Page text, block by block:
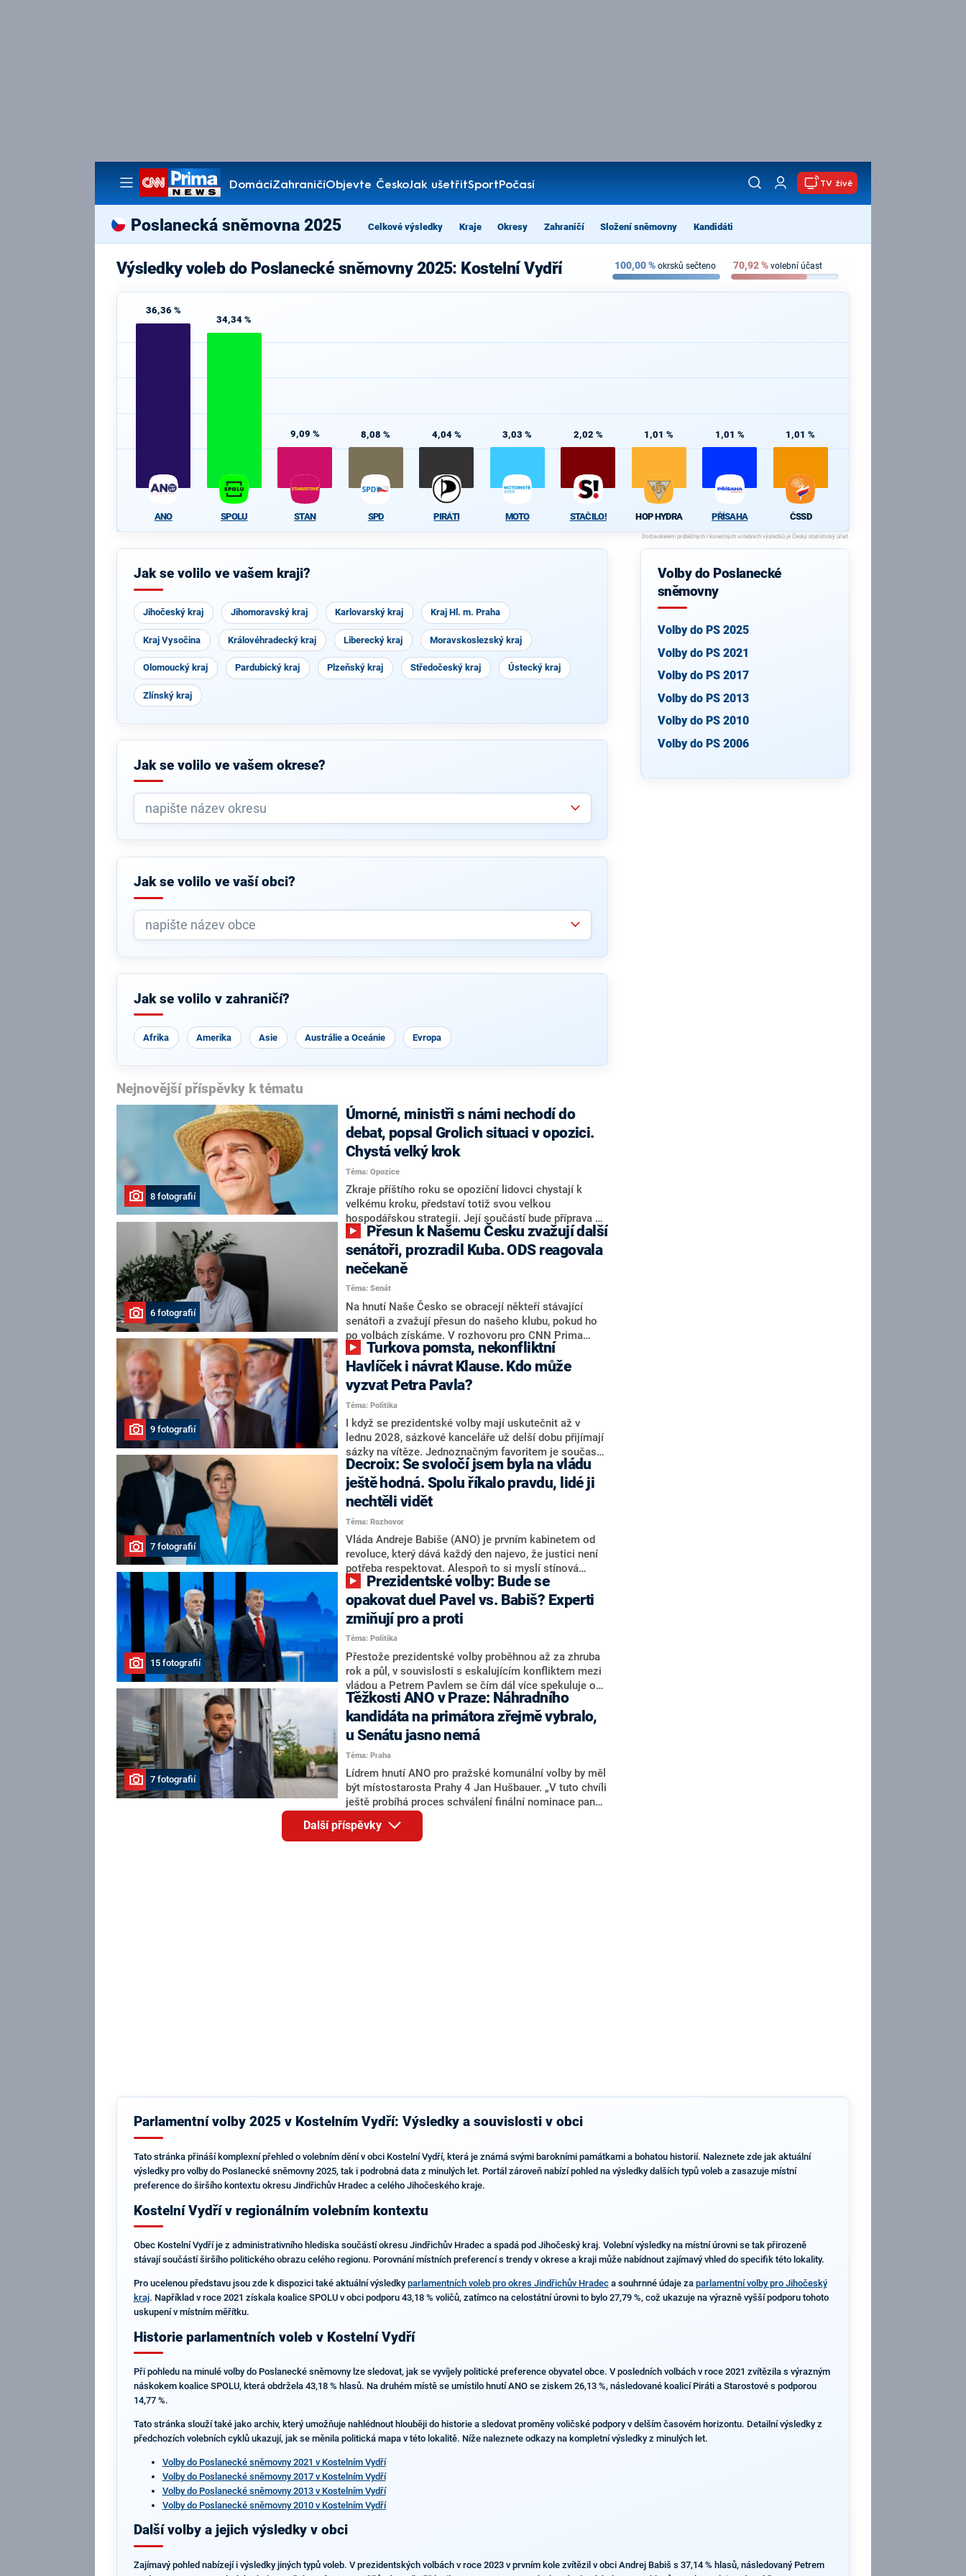
DomácíZahraničíObjevte ČeskoJak ušetřitSportPočasí
Pořady
TV živě
Poslanecká sněmovna 2025 Celkové výsledky Kraje Okresy Zahraničí Složení sněmovny Kandidáti
Výsledky voleb do Poslanecké sněmovny 2025: Kostelní Vydří 100,00% okrsků sečteno 70,92% volební účast
36,36 %
ANO
34,34 %
SPOLU
9,09 %
STAN
8,08 %
SPD
4,04 %
PIRÁTI
3,03 %
MOTO
2,02 %
STAČILO!
1,01 %
HOP HYDRA
1,01 %
PŘÍSAHA
1,01 %
ČSSD
Jak se volilo ve vašem kraji?
Jihočeský kraj Jihomoravský kraj Karlovarský kraj Kraj Hl. m. Praha
Kraj Vysočina Královéhradecký kraj Liberecký kraj Moravskoslezský kraj
Olomoucký kraj Pardubický kraj Plzeňský kraj Středočeský kraj Ústecký kraj
Zlínský kraj
Jak se volilo ve vašem okrese?
Jak se volilo ve vaší obci?
Jak se volilo v zahraničí?
Afrika Amerika Asie Austrálie a Oceánie Evropa
Nejnovější příspěvky k tématu
8 fotografií
Úmorné, ministři s námi nechodí do
debat, popsal Grolich situaci v opozici.
Chystá velký krok
Téma: Opozice
Zkraje příštího roku se opoziční lidovci chystají k
velkému kroku, představí totiž svou velkou
hospodářskou strategii. Její součástí bude příprava na
stárnutí populace, řekl ve středu na setkání s novináři
nový předseda lidovců Jan Grolich. Ten zároveň v
senátních volbách kandiduje ve Vyškově. Popsal i
aktivitu opozice, o níž vládní strany nebo političtí
komentátoři mluví jako o slabé a v defenzivě. „Je to
úmorná práce upozorňovat na chyby vlády. Ministři s
námi navíc nechodí do debat. Chceme ale ukazovat
svoje témata,“ odpověděl Grolich na dotaz CNN Prima
NEWS.
6 fotografií
senátoři, prozradil Kuba. ODS reagovala
nečekaně
Téma: Senát
Na hnutí Naše Česko se obracejí někteří stávající
senátoři a zvažují přesun do našeho klubu, pokud ho
po volbách získáme. V rozhovoru pro CNN Prima
NEWS to řekl zakladatel hnutí a jihočeský hejtman
Martin Kuba. Konkrétní nebyl, ale získat by takto mohl
například senátora Zdeňka Hrabu, který je dnes
součástí klubu ODS a TOP 09. Hraba to na dotaz
redakce nevyloučil. Předseda klubu senátorů ODS
Zdeněk Nytra redakci řekl, že počítá s odchodem
některých senátorů z klubu a že Naše Česko není
nepřítel, ale soupeř.
9 fotografií
Havlíček i návrat Klause. Kdo může
vyzvat Petra Pavla?
Téma: Politika
I když se prezidentské volby mají uskutečnit až v
lednu 2028, sázkové kanceláře už delší dobu přijímají
sázky na vítěze. Jednoznačným favoritem je současná
hlava státu Petr Pavel. Daleko za ním pak bookmakeři
zmiňují dva výrazné politiky ANO, tedy premiéra
Andreje Babiše a ministra průmyslu Karla Havlíčka.
Oblíbeným tipem samotných sázkařů je poslanec za
Motoristy Filip Turek. Politolog Jan Kubáček nicméně
o případné kandidatuře kohokoliv ze zmíněné trojice
značně pochybuje. Podle něj současná koalice dosud
nemá osobu, která by Pavlovi mohla konkurovat.
7 fotografií
Decroix: Se svoločí jsem byla na vládu
ještě hodná. Spolu říkalo pravdu, lidé ji
nechtěli vidět
Téma: Rozhovor
Vláda Andreje Babiše (ANO) je prvním kabinetem od
revoluce, který dává každý den najevo, že justici není
potřeba respektovat. Alespoň to si myslí stínová
ministryně spravedlnosti ODS Eva Decroix. V
rozhovoru pro CNN Prima NEWS si nebrala servítky
ohledně politického výkonu svého nástupce Jeronýma
Tejce (za ANO) či vládní zmocněnkyně pro lidská
práva Taťány Malé (ANO). Označením „svoloč“ na
adresu vlády prý byla ještě hodná. Decroix se také
vrátila k volební porážce koalice Spolu či promluvila o
hnutí Naše Česko Martina Kuby.
15 fotografií
opakovat duel Pavel vs. Babiš? Experti
zmiňují pro a proti
Téma: Politika
Přestože prezidentské volby proběhnou až za zhruba
rok a půl, v souvislosti s eskalujícím konfliktem mezi
vládou a Petrem Pavlem se čím dál více spekuluje o
tom, koho by do bitvy o Hrad mohla vyslat současná
koalice. Někteří političtí komentátoři znovu vytahují
jméno premiéra Andreje Babiše (ANO). Jak moc je
pravděpodobné, že se v prezidentských volbách 2028
bude znovu opakovat souboj z roku 2023?
7 fotografií
Těžkosti ANO v Praze: Náhradního
kandidáta na primátora zřejmě vybralo,
u Senátu jasno nemá
Téma: Praha
Lídrem hnutí ANO pro pražské komunální volby by měl
být místostarosta Prahy 4 Jan Hušbauer. „V tuto chvíli
ještě probíhá proces schválení finální nominace pana
Jana Hušbauera Výborem hnutí ANO,“ uvedl pro
redakci místopředseda pražského ANO Martin
Benkovič. O Hušbauerovi se spekulovalo jako o
Další příspěvky
Volby do Poslanecké
sněmovny
Volby do PS 2025
Volby do PS 2021
Volby do PS 2017
Volby do PS 2013
Volby do PS 2010
Volby do PS 2006
Parlamentní volby 2025 v Kostelním Vydří: Výsledky a souvislosti v obci
Tato stránka přináší komplexní přehled o volebním dění v obci Kostelní Vydří, která je známá svými barokními památkami a bohatou historií. Naleznete zde jak aktuální
výsledky pro volby do Poslanecké sněmovny 2025, tak i podrobná data z minulých let. Portál zároveň nabízí pohled na výsledky dalších typů voleb a zasazuje místní
preference do širšího kontextu okresu Jindřichův Hradec a celého Jihočeského kraje.
Kostelní Vydří v regionálním volebním kontextu
Obec Kostelní Vydří je z administrativního hlediska součástí okresu Jindřichův Hradec a spadá pod Jihočeský kraj. Volební výsledky na místní úrovni se tak přirozeně
stávají součástí širšího politického obrazu celého regionu. Porovnání místních preferencí s trendy v okrese a kraji může nabídnout zajímavý vhled do specifik této lokality.
Pro ucelenou představu jsou zde k dispozici také aktuální výsledky parlamentních voleb pro okres Jindřichův Hradeca souhrnné údaje za parlamentní volby pro Jihočeský
kraj. Například v roce 2021 získala koalice SPOLU v obci podporu 43,18 % voličů, zatímco na celostátní úrovni to bylo 27,79 %, což ukazuje na výrazně vyšší podporu tohoto
uskupení v místním měřítku.
Historie parlamentních voleb v Kostelní Vydří
Při pohledu na minulé volby do Poslanecké sněmovny lze sledovat, jak se vyvíjely politické preference obyvatel obce. V posledních volbách v roce 2021 zvítězila s výrazným
náskokem koalice SPOLU, která obdržela 43,18 % hlasů. Na druhém místě se umístilo hnutí ANO se ziskem 26,13 %, následované koalicí Piráti a Starostové s podporou
14,77 %.
Tato stránka slouží také jako archiv, který umožňuje nahlédnout hlouběji do historie a sledovat proměny voličské podpory v delším časovém horizontu. Detailní výsledky z
předchozích volebních cyklů ukazují, jak se měnila politická mapa v této lokalitě. Níže naleznete odkazy na kompletní výsledky z minulých let.
Volby do Poslanecké sněmovny 2021 v Kostelním Vydří
Volby do Poslanecké sněmovny 2017 v Kostelním Vydří
Volby do Poslanecké sněmovny 2013 v Kostelním Vydří
Volby do Poslanecké sněmovny 2010 v Kostelním Vydří
Další volby a jejich výsledky v obci
Zajímavý pohled nabízejí i výsledky jiných typů voleb. V prezidentských volbách v roce 2023 v prvním kole zvítězil v obci Andrej Babiš s 37,14 % hlasů, následovaný Petrem